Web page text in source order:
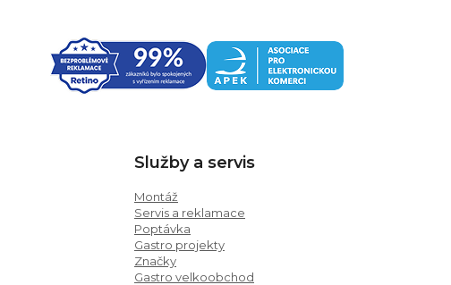
Služby a servis
Montáž
Servis a reklamace
Poptávka
Gastro projekty
Značky
Gastro velkoobchod